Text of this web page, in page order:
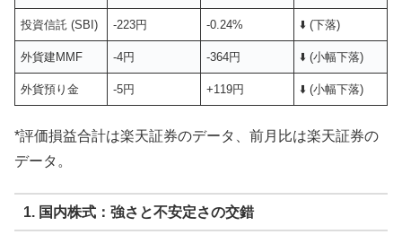
投資信託 (SBI) -223円 -0.24% ⬇️ (下落)
外貨建MMF -4円 -364円 ⬇️ (小幅下落)
外貨預り金 -5円 +119円 ⬇️ (小幅下落)
*評価損益合計は楽天証券のデータ、前月比は楽天証券の
データ。
1. 国内株式：強さと不安定さの交錯